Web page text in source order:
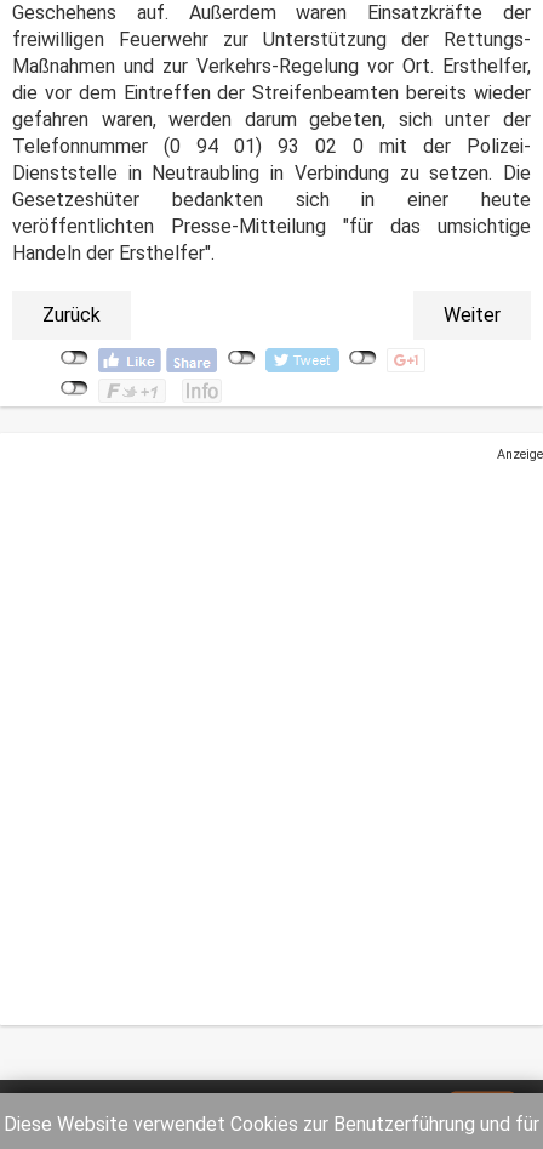
Diese Website verwendet Cookies zur Benutzerführung und für
Geschehens auf. Außerdem waren Einsatzkräfte der
freiwilligen Feuerwehr zur Unterstützung der Rettungs-
Maßnahmen und zur Verkehrs-Regelung vor Ort. Ersthelfer,
die vor dem Eintreffen der Streifenbeamten bereits wieder
gefahren waren, werden darum gebeten, sich unter der
Telefonnummer (0 94 01) 93 02 0 mit der Polizei-
Dienststelle in Neutraubling in Verbindung zu setzen. Die
Gesetzeshüter bedankten sich in einer heute
veröffentlichten Presse-Mitteilung "für das umsichtige
Handeln der Ersthelfer".
Zurück Weiter
Anzeige